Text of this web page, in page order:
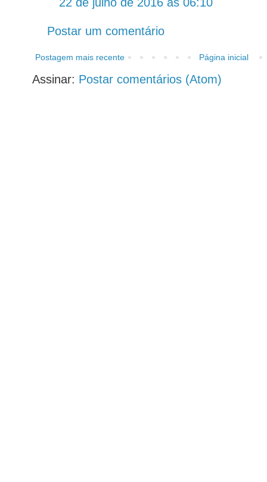
Postar um comentário
Postagem mais recente Página inicial
Assinar: Postar comentários (Atom)